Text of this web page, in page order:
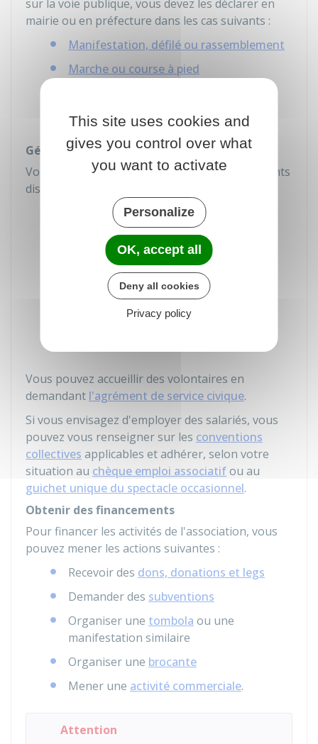
sur la voie publique, vous devez les déclarer en
mairie ou en préfecture dans les cas suivants :
Manifestation, défilé ou rassemblement
Marche ou course à pied
Manifestation sportive motorisée
Gérer les ressources humaines
Vous pouvez soutenir lesbénévolesvia différents
dispositifs :
Formation
Chèque-repas
Réduction d'impôt pour leurs
remboursés
Congé de représentation
Vous pouvez accueillir des volontaires en
demandant l'agrément de service civique.
Si vous envisagez d'employer des salariés, vous
pouvez vous renseigner sur les conventions
collectives applicables et adhérer, selon votre
situation au chèque emploi associatifou au
guichet unique du spectacle occasionnel.
Obtenir des financements
Pour financer les activités de l'association, vous
pouvez mener les actions suivantes :
Recevoir des dons, donations et legs
Demander des subventions
Organiser une tombola ou une
manifestation similaire
Organiser une brocante
Mener une activité commerciale.
Attention
This site uses cookies and
gives you control over what
you want to activate
Personalize
OK, accept all
Deny all cookies
Privacy policy